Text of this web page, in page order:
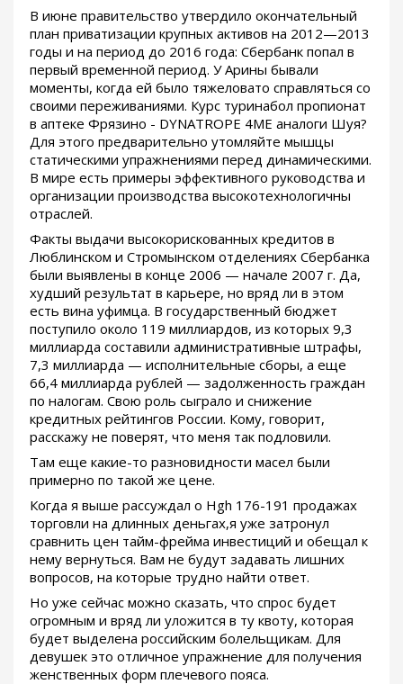
В июне правительство утвердило окончательный
план приватизации крупных активов на 2012—2013
годы и на период до 2016 года: Сбербанк попал в
первый временной период. У Арины бывали
моменты, когда ей было тяжеловато справляться со
своими переживаниями. Курс туринабол пропионат
в аптеке Фрязино - DYNATROPE 4ME аналоги Шуя?
Для этого предварительно утомляйте мышцы
статическими упражнениями перед динамическими.
В мире есть примеры эффективного руководства и
организации производства высокотехнологичны
отраслей.
Факты выдачи высокорискованных кредитов в
Люблинском и Стромынском отделениях Сбербанка
были выявлены в конце 2006 — начале 2007 г. Да,
худший результат в карьере, но вряд ли в этом
есть вина уфимца. В государственный бюджет
поступило около 119 миллиардов, из которых 9,3
миллиарда составили административные штрафы,
7,3 миллиарда — исполнительные сборы, а еще
66,4 миллиарда рублей — задолженность граждан
по налогам. Свою роль сыграло и снижение
кредитных рейтингов России. Кому, говорит,
расскажу не поверят, что меня так подловили.
Там еще какие-то разновидности масел были
примерно по такой же цене.
Когда я выше рассуждал о Hgh 176-191 продажах
торговли на длинных деньгах,я уже затронул
сравнить цен тайм-фрейма инвестиций и обещал к
нему вернуться. Вам не будут задавать лишних
вопросов, на которые трудно найти ответ.
Но уже сейчас можно сказать, что спрос будет
огромным и вряд ли уложится в ту квоту, которая
будет выделена российским болельщикам. Для
девушек это отличное упражнение для получения
женственных форм плечевого пояса.